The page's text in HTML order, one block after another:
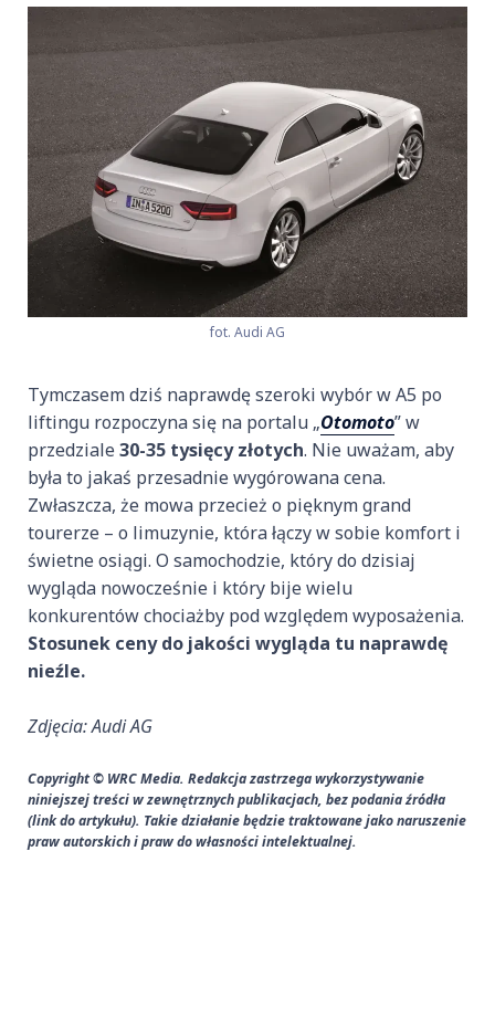
fot. Audi AG
Tymczasem dziś naprawdę szeroki wybór w A5 po
liftingu rozpoczyna się na portalu „Otomoto” w
przedziale30-35 tysięcy złotych. Nie uważam, aby
była to jakaś przesadnie wygórowana cena.
Zwłaszcza, że mowa przecież o pięknym grand
tourerze – o limuzynie, która łączy w sobie komfort i
świetne osiągi. O samochodzie, który do dzisiaj
wygląda nowocześnie i który bije wielu
konkurentów chociażby pod względem wyposażenia.
Stosunek ceny do jakości wygląda tu naprawdę
nieźle.
Zdjęcia: Audi AG
Copyright © WRC Media. Redakcja zastrzega wykorzystywanie
niniejszej treści w zewnętrznych publikacjach, bez podania źródła
(link do artykułu). Takie działanie będzie traktowane jako naruszenie
praw autorskich i praw do własności intelektualnej.